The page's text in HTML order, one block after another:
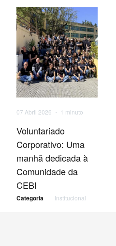
07 Abril 2026 ・ 1 minuto
Voluntariado
Corporativo: Uma
manhã dedicada à
Comunidade da
CEBI
Categoria Institucional